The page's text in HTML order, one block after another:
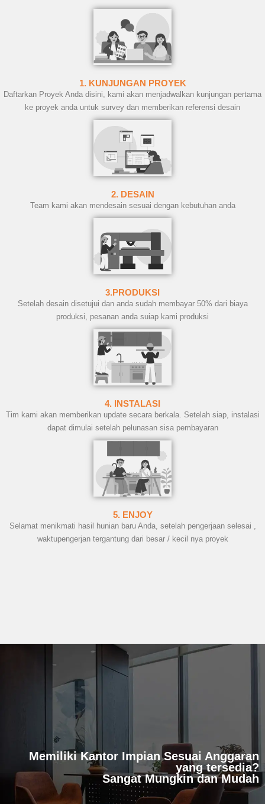
1. KUNJUNGAN PROYEK
Daftarkan Proyek Anda disini, kami akan menjadwalkan kunjungan pertama
ke proyek anda untuk survey dan memberikan referensi desain
2. DESAIN
Team kami akan mendesain sesuai dengan kebutuhan anda
3.PRODUKSI
Setelah desain disetujui dan anda sudah membayar 50% dari biaya
produksi, pesanan anda suiap kami produksi
4. INSTALASI
Tim kami akan memberikan update secara berkala. Setelah siap, instalasi
dapat dimulai setelah pelunasan sisa pembayaran
5. ENJOY
Selamat menikmati hasil hunian baru Anda, setelah pengerjaan selesai ,
waktupengerjan tergantung dari besar / kecil nya proyek
Memiliki Kantor Impian Sesuai Anggaran
yang tersedia?
Sangat Mungkin dan Mudah